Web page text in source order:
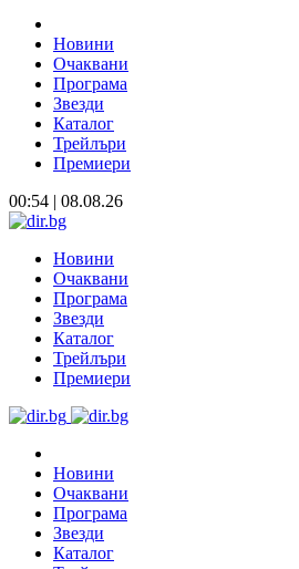
Новини
Очаквани
Програма
Звезди
Каталог
Трейлъри
Премиери
00:54 | 08.08.26
Новини
Очаквани
Програма
Звезди
Каталог
Трейлъри
Премиери
Новини
Очаквани
Програма
Звезди
Каталог